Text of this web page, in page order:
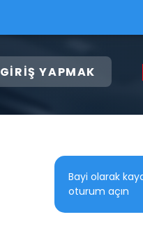
GIRIŞ YAPMAK
Bayi olarak
oturum açın